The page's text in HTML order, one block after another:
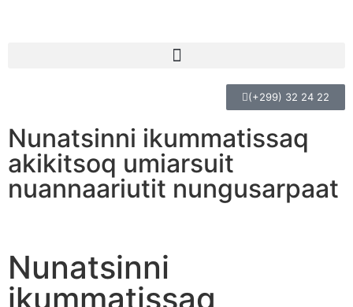
(+299) 32 24 22
Nunatsinni ikummatissaq
akikitsoq umiarsuit
nuannaariutit nungusarpaat
Nunatsinni
ikummatissaq